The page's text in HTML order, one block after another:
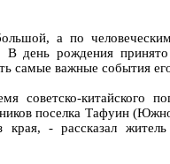
а по
В день рождения
самые важные события
китайского
поселка Тафуин
края, - рассказал